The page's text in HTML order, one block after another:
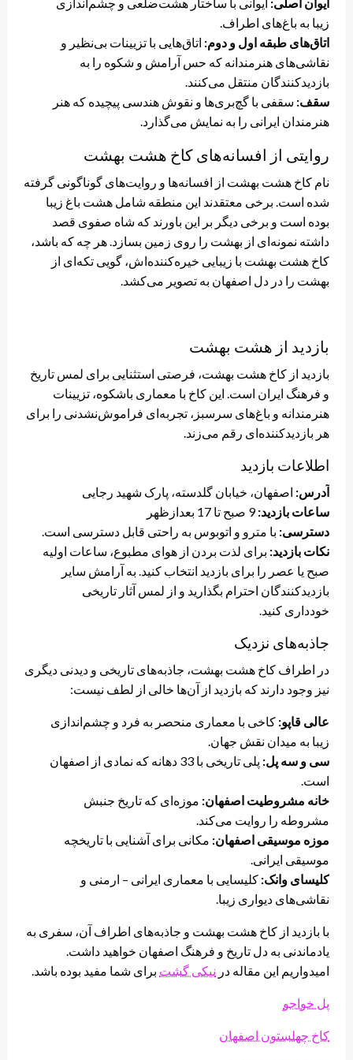
زیبا به باغ‌های اطراف.
اتاق‌های طبقه اول و دوم: اتاق‌هایی با تزیینات بی‌نظیر و
نقاشی‌های هنرمندانه که حس آرامش و شکوه را به
بازدیدکنندگان منتقل می‌کنند.
سقف: سقفی با گچ‌بری‌ها و نقوش هندسی پیچیده که هنر
هنرمندان ایرانی را به نمایش می‌گذارد.
روایتی از افسانه‌های کاخ هشت بهشت
نام کاخ هشت بهشت از افسانه‌ها و روایت‌های گوناگونی گرفته
شده است. برخی معتقدند این منطقه شامل هشت باغ زیبا
بوده است و برخی دیگر بر این باورند که شاه صفوی قصد
داشته نمونه‌ای از بهشت را روی زمین بسازد. هر چه که باشد،
کاخ هشت بهشت با زیبایی خیره‌کننده‌اش، گویی تکه‌ای از
بهشت را در دل اصفهان به تصویر می‌کشد.
بازدید از هشت بهشت
بازدید از کاخ هشت بهشت، فرصتی استثنایی برای لمس تاریخ
و فرهنگ ایران است. این کاخ با معماری باشکوه، تزیینات
هنرمندانه و باغ‌های سرسبز، تجربه‌ای فراموش‌نشدنی را برای
هر بازدیدکننده‌ای رقم می‌زند.
اطلاعات بازدید
آدرس: اصفهان، خیابان گلدسته، پارک شهید رجایی
ساعات بازدید:9 صبح تا 17 بعدازظهر
دسترسی: با مترو و اتوبوس به راحتی قابل دسترسی است.
نکات بازدید: برای لذت بردن از هوای مطبوع، ساعات اولیه
صبح یا عصر را برای بازدید انتخاب کنید. به آرامش سایر
بازدیدکنندگان احترام بگذارید و از لمس آثار تاریخی
خودداری کنید.
جاذبه‌های نزدیک
در اطراف کاخ هشت بهشت، جاذبه‌های تاریخی و دیدنی دیگری
نیز وجود دارند که بازدید از آن‌ها خالی از لطف نیست:
عالی قاپو: کاخی با معماری منحصر به فرد و چشم‌اندازی
زیبا به میدان نقش جهان.
سی و سه پل:
پلی تاریخی با 33 دهانه که نمادی از اصفهان
است.
خانه مشروطیت اصفهان: موزه‌ای که تاریخ جنبش
مشروطه را روایت می‌کند.
موزه موسیقی اصفهان: مکانی برای آشنایی با تاریخچه
موسیقی ایرانی.
کلیسای وانک: کلیسایی با معماری ایرانی – ارمنی و
نقاشی‌های دیواری زیبا.
با بازدید از کاخ هشت بهشت و جاذبه‌های اطراف آن، سفری به
یادماندنی به دل تاریخ و فرهنگ اصفهان خواهید داشت.
امیدواریم این مقاله در نیکی گشت برای شما مفید بوده باشد.
پل خواجو
کاخ چهلستون اصفهان